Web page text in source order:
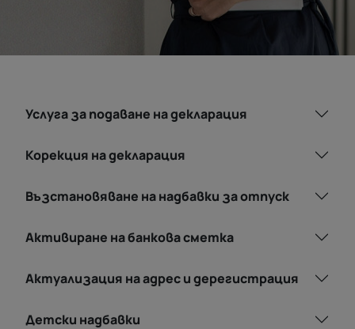
Услуга за подаване на декларация
Корекция на декларация
Възстановяване на надбавки за отпуск
Активиране на банкова сметка
Актуализация на адрес и дерегистрация
Детски надбавки